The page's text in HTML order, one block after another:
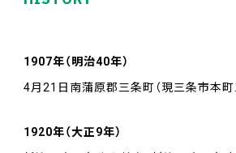
1907年（明治40年）
4月21日南蒲原郡三条町（現三条市本町
1920年（大正9年）